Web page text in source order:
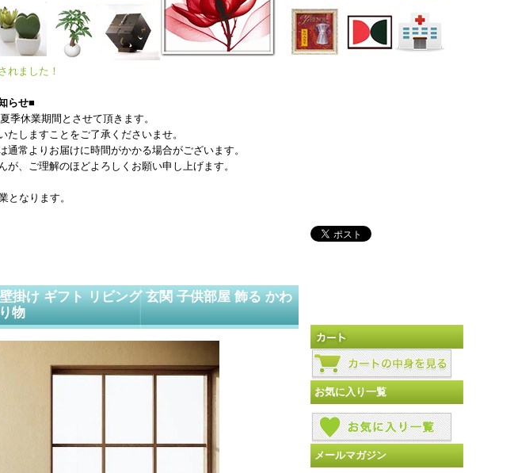
れました！
らせ■
季休業期間とさせて頂きます。
しますことをご了承くださいませ。
常よりお届けに時間がかかる場合がございます。
、ご理解のほどよろしくお願い申し上げます。
となります。
掛け ギフト リビング 玄関 子供部屋 飾る かわ
物
お気に入り一覧
メールマガジン